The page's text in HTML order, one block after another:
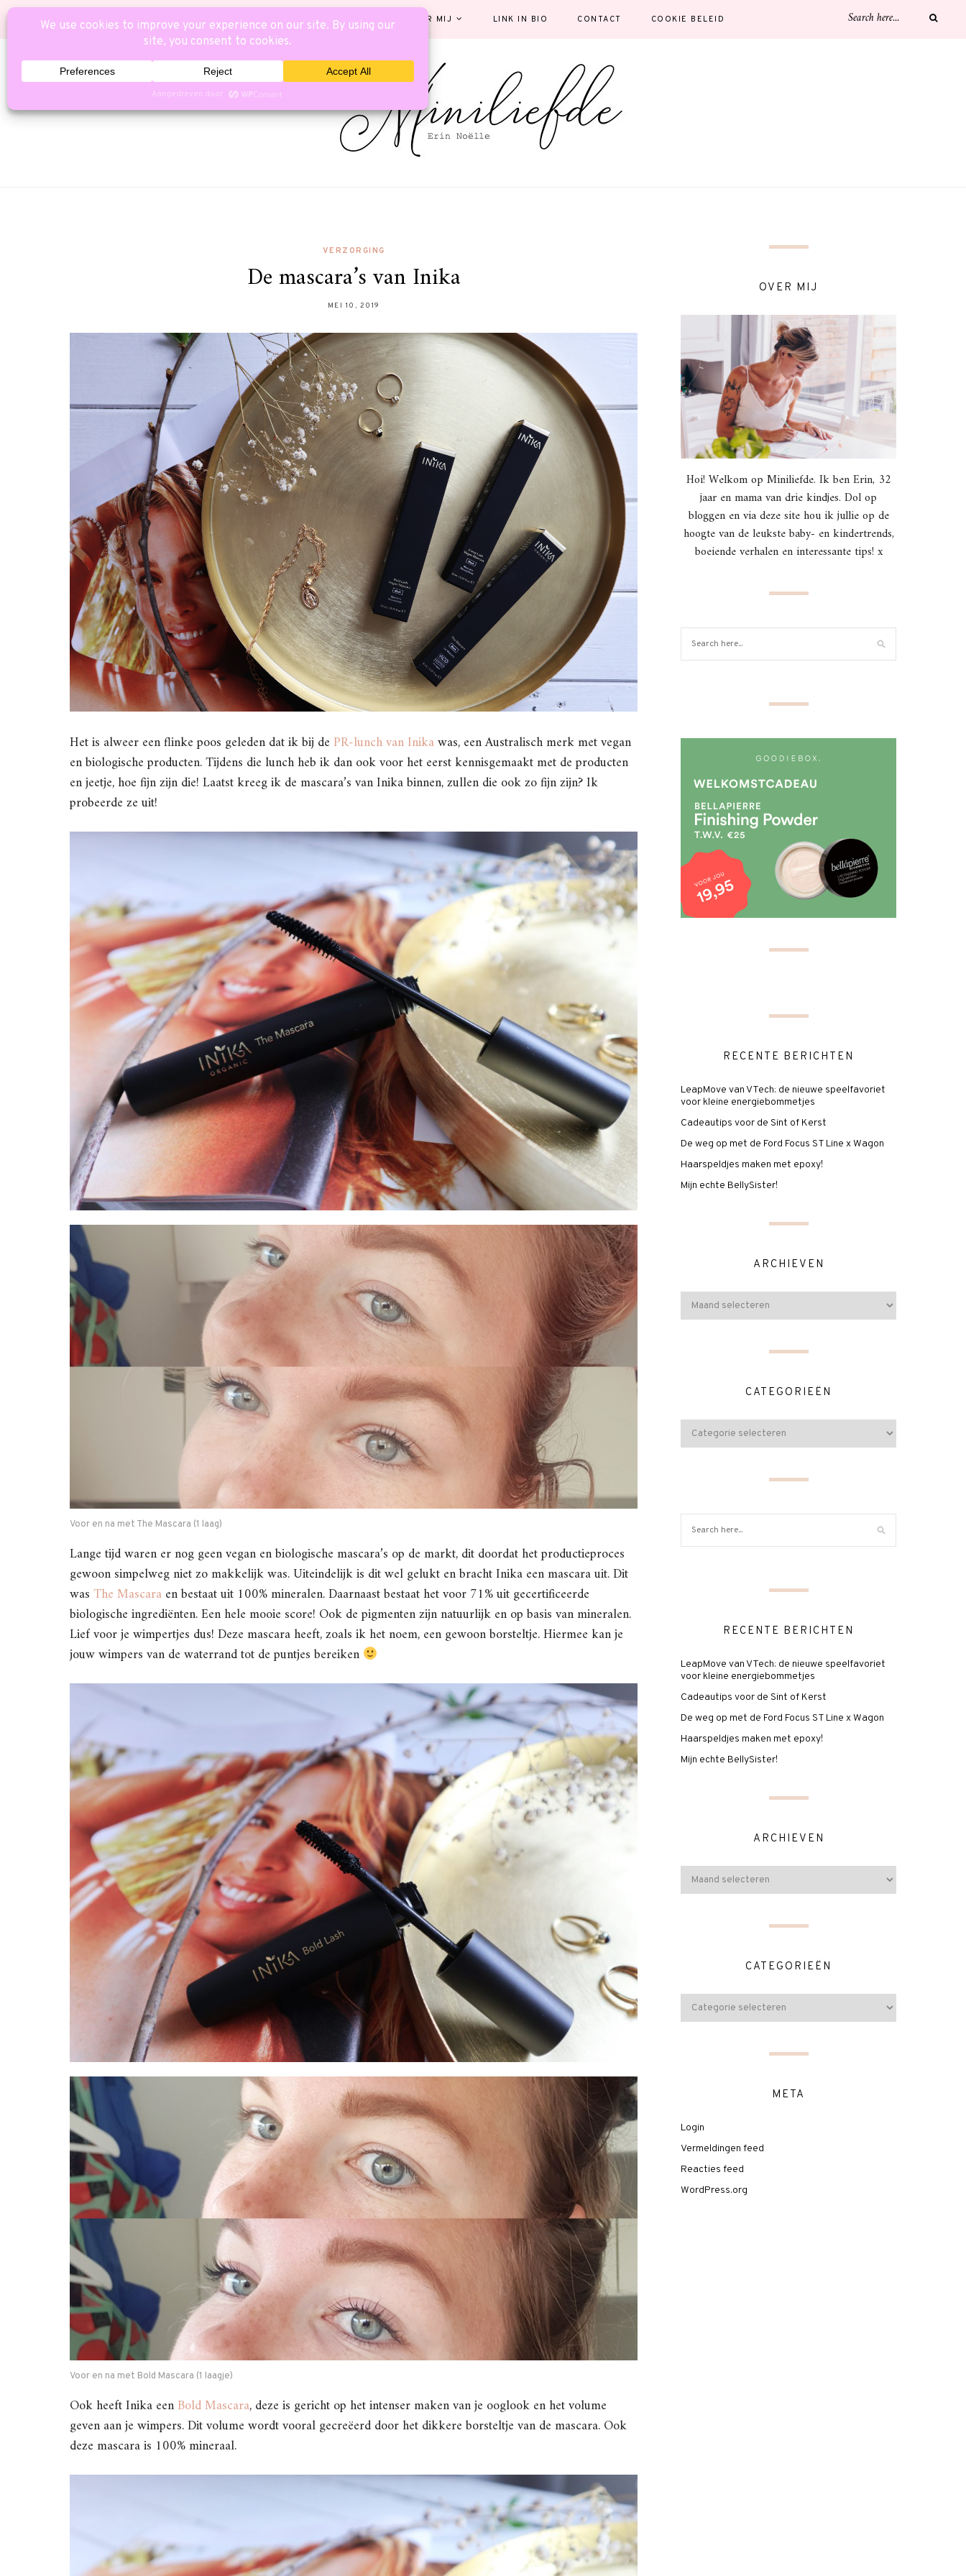
CATEGORIEËN OVER MIJ LINK IN BIO CONTACT COOKIE BELEID
VERZORGING
De mascara’s van Inika
MEI 10, 2019
Het is alweer een flinke poos geleden dat ik bij de PR-lunch van Inikawas, een Australisch merk met vegan
en biologische producten. Tijdens die lunch heb ik dan ook voor het eerst kennisgemaakt met de producten
en jeetje, hoe fijn zijn die! Laatst kreeg ik de mascara’s van Inika binnen, zullen die ook zo fijn zijn? Ik
probeerde ze uit!
Voor en na met The Mascara (1 laag)
Lange tijd waren er nog geen vegan en biologische mascara’s op de markt, dit doordat het productieproces
gewoon simpelweg niet zo makkelijk was. Uiteindelijk is dit wel gelukt en bracht Inika een mascara uit. Dit
wasThe Mascaraen bestaat uit 100% mineralen. Daarnaast bestaat het voor 71% uit gecertificeerde
biologische ingrediënten. Een hele mooie score! Ook de pigmenten zijn natuurlijk en op basis van mineralen.
Lief voor je wimpertjes dus! Deze mascara heeft, zoals ik het noem, een gewoon borsteltje. Hiermee kan je
jouw wimpers van de waterrand tot de puntjes bereiken
Voor en na met Bold Mascara (1 laagje)
Ook heeft Inika eenBold Mascara, deze is gericht op het intenser maken van je ooglook en het volume
geven aan je wimpers. Dit volume wordt vooral gecreëerd door het dikkere borsteltje van de mascara. Ook
deze mascara is 100% mineraal.
OVER MIJ
Hoi! Welkom op Miniliefde. Ik ben Erin, 32
jaar en mama van drie kindjes. Dol op
bloggen en via deze site hou ik jullie op de
hoogte van de leukste baby- en kindertrends,
boeiende verhalen en interessante tips! x
RECENTE BERICHTEN
LeapMove van VTech: de nieuwe speelfavoriet
voor kleine energiebommetjes
Cadeautips voor de Sint of Kerst
De weg op met de Ford Focus ST Line x Wagon
Haarspeldjes maken met epoxy!
Mijn echte BellySister!
ARCHIEVEN
CATEGORIEËN
RECENTE BERICHTEN
LeapMove van VTech: de nieuwe speelfavoriet
voor kleine energiebommetjes
Cadeautips voor de Sint of Kerst
De weg op met de Ford Focus ST Line x Wagon
Haarspeldjes maken met epoxy!
Mijn echte BellySister!
ARCHIEVEN
CATEGORIEËN
META
Login
Vermeldingen feed
Reacties feed
WordPress.org